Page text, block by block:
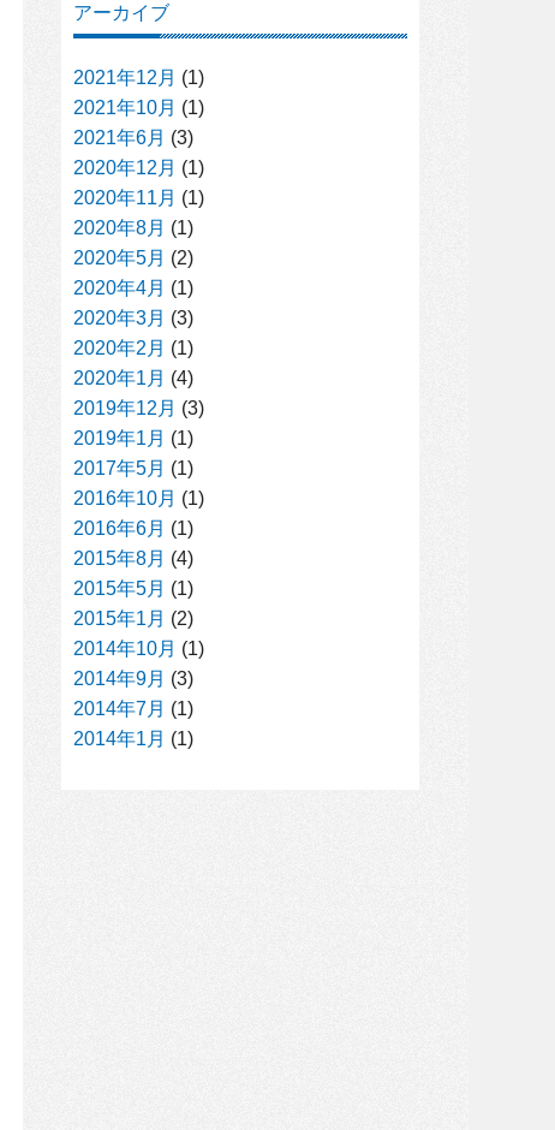
アーカイブ
2021年12月 (1)
2021年10月 (1)
2021年6月 (3)
2020年12月 (1)
2020年11月 (1)
2020年8月 (1)
2020年5月 (2)
2020年4月 (1)
2020年3月 (3)
2020年2月 (1)
2020年1月 (4)
2019年12月 (3)
2019年1月 (1)
2017年5月 (1)
2016年10月 (1)
2016年6月 (1)
2015年8月 (4)
2015年5月 (1)
2015年1月 (2)
2014年10月 (1)
2014年9月 (3)
2014年7月 (1)
2014年1月 (1)